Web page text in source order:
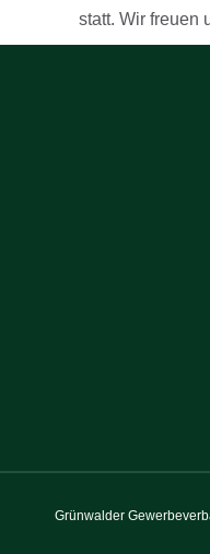
statt. Wir freuen
Grünwalder